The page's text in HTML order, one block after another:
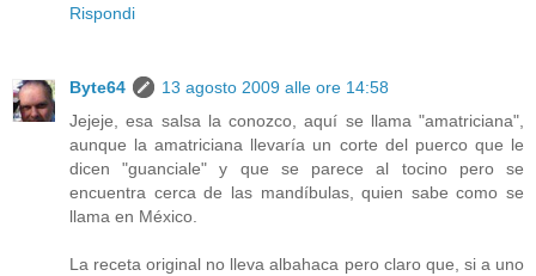
Rispondi
Byte64
13 agosto 2009 alle ore 14:58
Jejeje, esa salsa la conozco, aquí se llama "amatriciana",
aunque la amatriciana llevaría un corte del puerco que le
dicen "guanciale" y que se parece al tocino pero se
encuentra cerca de las mandíbulas, quien sabe como se
llama en México.
La receta original no lleva albahaca pero claro que, si a uno